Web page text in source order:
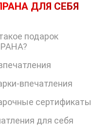
ДЛЯ СЕБЯ
подарок
впечатления
сертификаты
для себя